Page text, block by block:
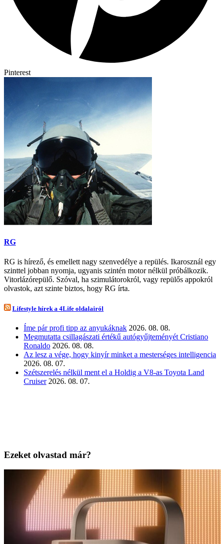
Pinterest
RG
RG is hírező, és emellett nagy szenvedélye a repülés. Ikarosznál egy
szinttel jobban nyomja, ugyanis szintén motor nélkül próbálkozik.
Vitorlázórepülő. Szóval, ha szimulátorokról, vagy repülős appokról
olvastok, azt szinte biztos, hogy RG írta.
Lifestyle hírek a 4Life oldalairól
Íme pár profi tipp az anyukáknak 2026. 08. 08.
Megmutatta csillagászati értékű autógyűjteményét Cristiano
Ronaldo 2026. 08. 08.
Az lesz a vége, hogy kinyír minket a mesterséges intelligencia
2026. 08. 07.
Szétszerelés nélkül ment el a Holdig a V8-as Toyota Land
Cruiser 2026. 08. 07.
Ezeket olvastad már?